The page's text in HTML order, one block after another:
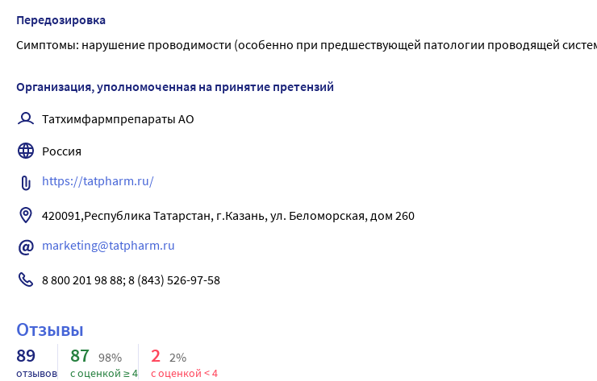
Передозировка
Симптомы: нарушение проводимости (особенно при предшествующей патологии проводящей
Организация, уполномоченная на принятие претензий
Татхимфармпрепараты АО
Россия
https://tatpharm.ru/
420091,Республика Татарстан, г.Казань, ул. Беломорская, дом 260
marketing@tatpharm.ru
8 800 201 98 88; 8 (843) 526-97-58
Отзывы
89
отзывов
87 98%
с оценкой ≥ 4
2 2%
с оценкой < 4